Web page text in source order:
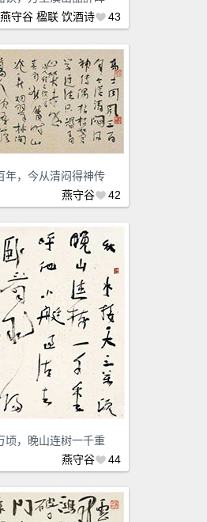
燕守谷 楹联 饮酒诗 43
年，今从清闷得神传
燕守谷
42
顷，晚山连树一千重
燕守谷
44